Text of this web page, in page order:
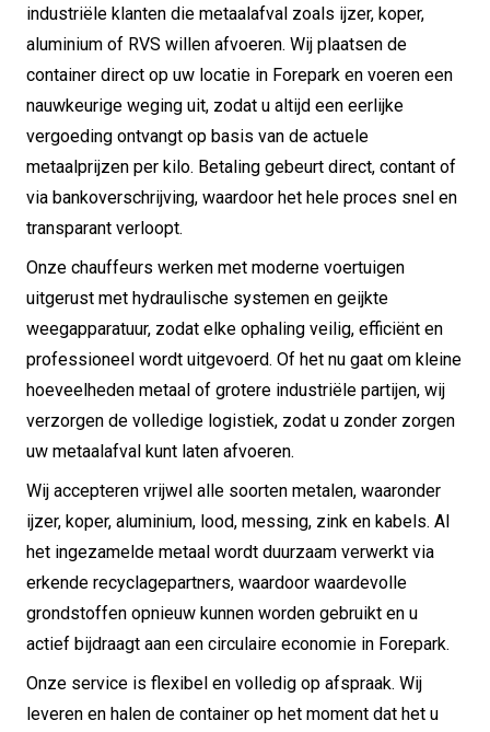
industriële klanten die metaalafval zoals ijzer, koper,
aluminium of RVS willen afvoeren. Wij plaatsen de
container direct op uw locatie in Forepark en voeren een
nauwkeurige weging uit, zodat u altijd een eerlijke
vergoeding ontvangt op basis van de actuele
metaalprijzen per kilo. Betaling gebeurt direct, contant of
via bankoverschrijving, waardoor het hele proces snel en
transparant verloopt.
Onze chauffeurs werken met moderne voertuigen
uitgerust met hydraulische systemen en geijkte
weegapparatuur, zodat elke ophaling veilig, efficiënt en
professioneel wordt uitgevoerd. Of het nu gaat om kleine
hoeveelheden metaal of grotere industriële partijen, wij
verzorgen de volledige logistiek, zodat u zonder zorgen
uw metaalafval kunt laten afvoeren.
Wij accepteren vrijwel alle soorten metalen, waaronder
ijzer, koper, aluminium, lood, messing, zink en kabels. Al
het ingezamelde metaal wordt duurzaam verwerkt via
erkende recyclagepartners, waardoor waardevolle
grondstoffen opnieuw kunnen worden gebruikt en u
actief bijdraagt aan een circulaire economie in Forepark.
Onze service is flexibel en volledig op afspraak. Wij
leveren en halen de container op het moment dat het u